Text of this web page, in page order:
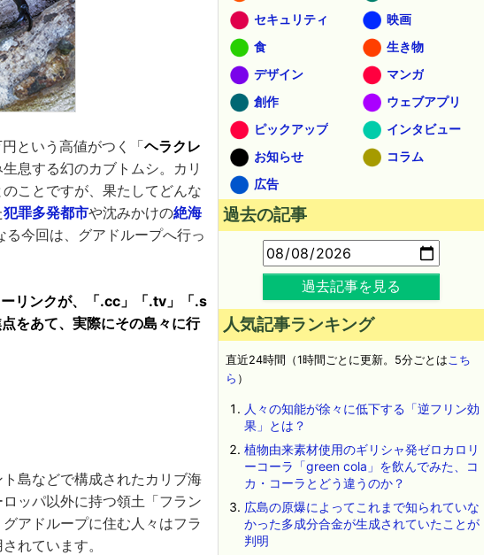
という高値がつく「ヘラクレ
息する幻のカブトムシ。カリ
ことですが、果たしてどんな
犯罪多発都市や沈みかけの絶海
今回は、グアドループへ行っ
リンクが、「.cc」「.tv」「.s
をあて、実際にその島々に行
島などで構成されたカリブ海
ッパ以外に持つ領土「フラン
アドループに住む人々はフラ
れています。
セキュリティ
映画
食
生き物
デザイン
マンガ
創作
ウェブアプリ
ピックアップ
インタビュー
お知らせ
コラム
広告
過去の記事
過去記事を見る
人気記事ランキング
直近24時間（1時間ごとに更新。5分ごとはこち
ら ）
人々の知能が徐々に低下する「逆フリン効
果」とは？
植物由来素材使用のギリシャ発ゼロカロリ
ーコーラ「green cola」を飲んでみた、コ
カ・コーラとどう違うのか？
広島の原爆によってこれまで知られていな
かった多成分合金が生成されていたことが
判明